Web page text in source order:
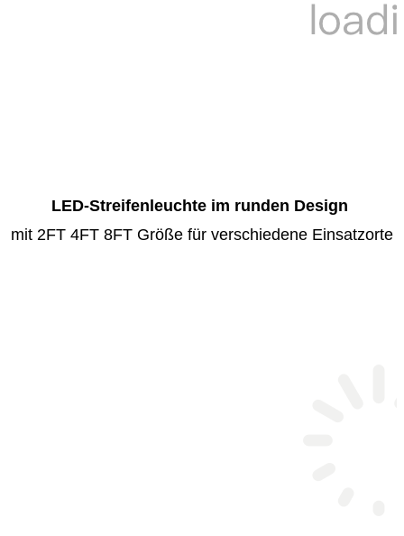
LED-Streifenleuchte im runden Design
mit 2FT 4FT 8FT Größe für verschiedene Einsatzorte